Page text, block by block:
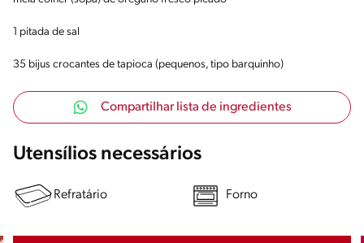
1 pitada de sal
35 bijus crocantes de tapioca (pequenos, tipo barquinho)
Compartilhar lista de ingredientes
Utensílios necessários
Refratário Forno